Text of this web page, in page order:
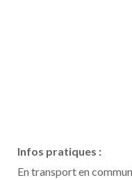
Infos pratiques :
En transport en